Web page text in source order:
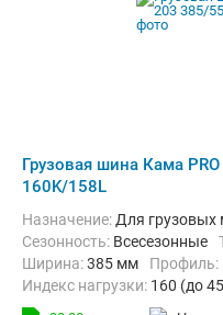
Грузовая шина Кама
160K/158L
Назначение: Для грузовых
Сезонность: Всесезонные
Ширина:385 мм Профиль:
Индекс нагрузки: 160 (до
Индекс скорости:L (до 120